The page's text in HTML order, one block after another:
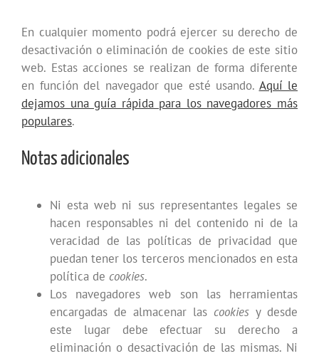
En cualquier momento podrá ejercer su derecho de
desactivación o eliminación de cookies de este sitio
web. Estas acciones se realizan de forma diferente
en función del navegador que esté usando. Aquí le
dejamos una guía rápida para los navegadores más
populares.
Notas adicionales
Ni esta web ni sus representantes legales se
hacen responsables ni del contenido ni de la
veracidad de las políticas de privacidad que
puedan tener los terceros mencionados en esta
política de cookies.
Los navegadores web son las herramientas
encargadas de almacenar las cookies y desde
este lugar debe efectuar su derecho a
eliminación o desactivación de las mismas. Ni